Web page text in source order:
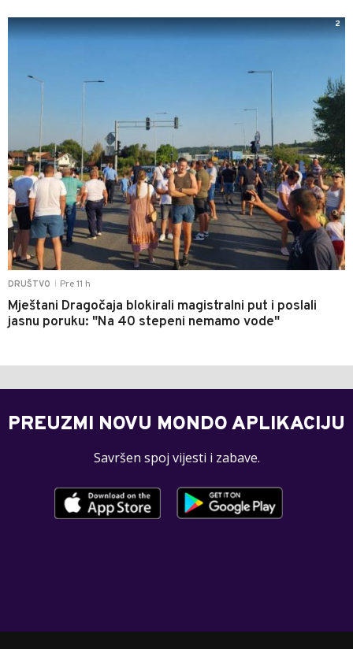
DRUŠTVO Pre 11 h
Mještani Dragočaja blokirali magistralni put i poslali
jasnu poruku: "Na 40 stepeni nemamo vode"
2
PREUZMI NOVU MONDO APLIKACIJU
Savršen spoj vijesti i zabave.